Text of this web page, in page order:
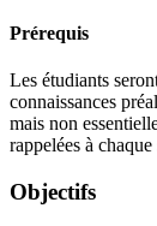
Prérequis
Les étudiants
connaissances
mais non
rappelées à chaque
Objectifs